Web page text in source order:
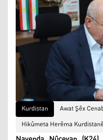
Kurdistan Awat Şêx
Hikûmeta Herêma Kurdistanê